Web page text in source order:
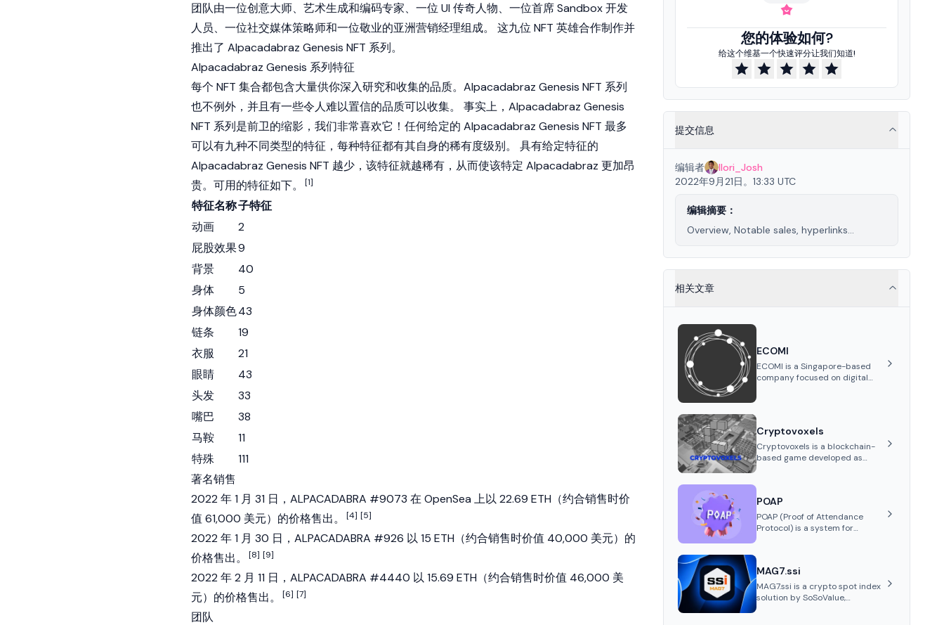
团队由一位创意大师、艺术生成和编码专家、一位 UI 传奇人物、一位首席 Sandbox 开发
人员、一位社交媒体策略师和一位敬业的亚洲营销经理组成。 这九位 NFT 英雄合作制作并
推出了 Alpacadabraz Genesis NFT 系列。
Alpacadabraz Genesis 系列特征
每个 NFT 集合都包含大量供你深入研究和收集的品质。Alpacadabraz Genesis NFT 系列
也不例外，并且有一些令人难以置信的品质可以收集。 事实上，Alpacadabraz Genesis
NFT 系列是前卫的缩影，我们非常喜欢它！任何给定的 Alpacadabraz Genesis NFT 最多
可以有九种不同类型的特征，每种特征都有其自身的稀有度级别。 具有给定特征的
Alpacadabraz Genesis NFT 越少，该特征就越稀有，从而使该特定 Alpacadabraz 更加昂
贵。可用的特征如下。
[1]
特征名称子特征
动画
2
屁股效果9
背景
40
身体
5
身体颜色43
链条
19
衣服
21
眼睛
43
头发
33
嘴巴
38
马鞍
11
特殊
111
著名销售
2022 年 1 月 31 日，ALPACADABRA #9073 在 OpenSea 上以 22.69 ETH（约合销售时价
值 61,000 美元）的价格售出。
[4] [5]
2022 年 1 月 30 日，ALPACADABRA #926 以 15 ETH（约合销售时价值 40,000 美元）的
价格售出。
[8] [9]
2022 年 2 月 11 日，ALPACADABRA #4440 以 15.69 ETH（约合销售时价值 46,000 美
元）的价格售出。
[6] [7]
团队
您的体验如何?
给这个维基一个快速评分让我们知道!
提交信息
编辑者
Ilori_Josh
2022年9月21日。13:33 UTC
编辑摘要：
Overview, Notable sales, hyperlinks...
相关文章
ECOMI
ECOMI is a Singapore-based
company focused on digital
digital assets.
Cryptovoxels
Cryptovoxels is a blockchain-
based game developed as
POAP
POAP (Proof of Attendance
Protocol) is a system for
verifiable proof of attendance
at vir...
MAG7.ssi
MAG7.ssi is a crypto spot index
solution by SoSoValue,